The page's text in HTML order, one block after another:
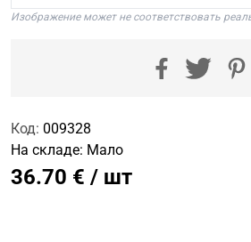
Изображение может не соответствовать
Код: 009328
На складе: Мало
36.70 € / шт